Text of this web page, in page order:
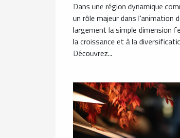
Dans une région dynamique
un rôle majeur dans l'animation
largement la simple dimension
la croissance et à la
Découvrez...